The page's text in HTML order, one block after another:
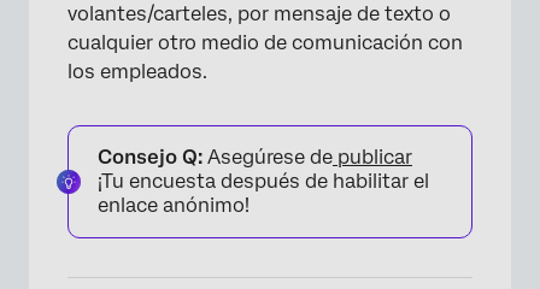
volantes/carteles, por mensaje de texto o
cualquier otro medio de comunicación con
los empleados.
Consejo Q: Asegúrese de publicar
¡Tu encuesta después de habilitar el
enlace anónimo!